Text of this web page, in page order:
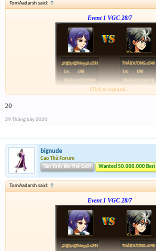
TomAadarsh said: ↑
Event 1 VGC 28/7
Click to expand...
20
29 Tháng bảy 2020
bignude
Cao Thủ Forum
Tân Tinh Tân Thế Giới
Wanted 50.000.000 Beri
TomAadarsh said: ↑
Event 1 VGC 28/7